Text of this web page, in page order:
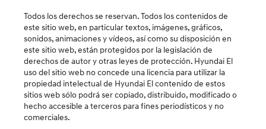
Todos los derechos se reservan. Todos los contenidos de
este sitio web, en particular textos, imágenes, gráficos,
sonidos, animaciones y vídeos, así como su disposición en
este sitio web, están protegidos por la legislación de
derechos de autor y otras leyes de protección. Hyundai El
uso del sitio web no concede una licencia para utilizar la
propiedad intelectual de Hyundai El contenido de estos
sitios web sólo podrá ser copiado, distribuido, modificado o
hecho accesible a terceros para fines periodísticos y no
comerciales.